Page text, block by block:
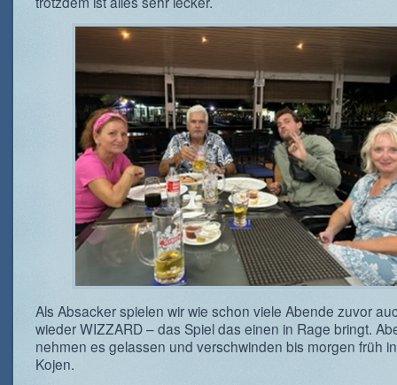
Als Absacker spielen wir wie schon viele Abende zuvor
wieder WIZZARD – das Spiel das einen in Rage bringt.
nehmen es gelassen und verschwinden bis morgen früh
Kojen.